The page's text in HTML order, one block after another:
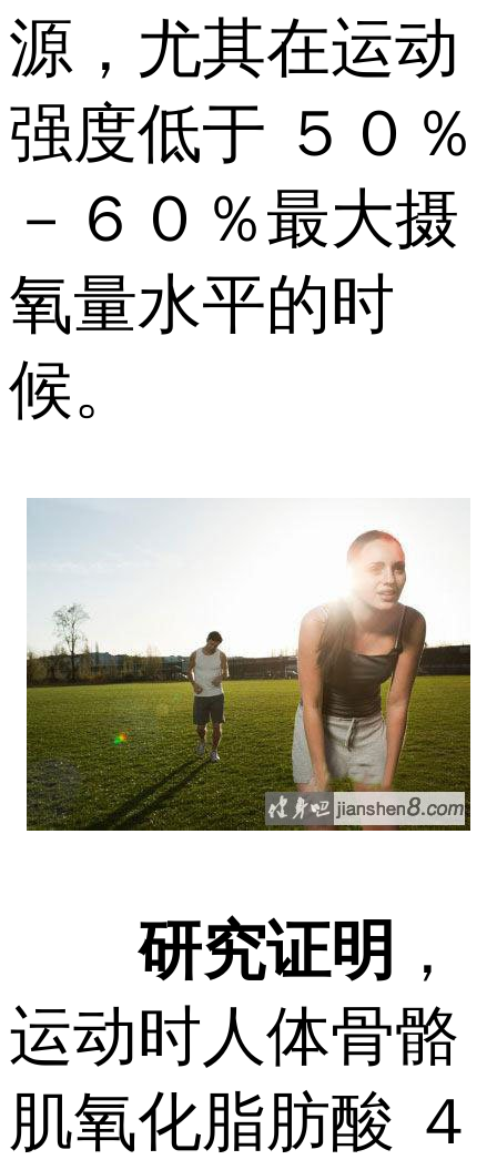
源，尤其在运动
强度低于 ５０％
－６０％最大摄
氧量水平的时
候。
研究证明 ，
运动时人体骨骼
肌氧化脂肪酸 ４